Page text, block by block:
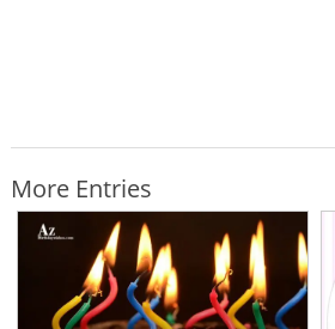
More Entries